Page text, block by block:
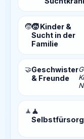
🧒🧒 Kinder &
Sucht in der
Familie
🤝Geschwister
& Freunde
🧘 🧘